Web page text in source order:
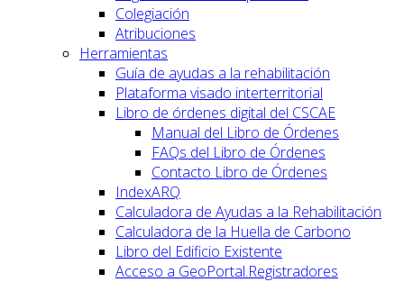
Colegiación
Atribuciones
Herramientas
Guía de ayudas a la rehabilitación
Plataforma visado interterritorial
Libro de órdenes digital del CSCAE
Manual del Libro de Órdenes
FAQs del Libro de Órdenes
Contacto Libro de Órdenes
IndexARQ
Calculadora de Ayudas a la Rehabilitación
Calculadora de la Huella de Carbono
Libro del Edificio Existente
Acceso a GeoPortal.Registradores